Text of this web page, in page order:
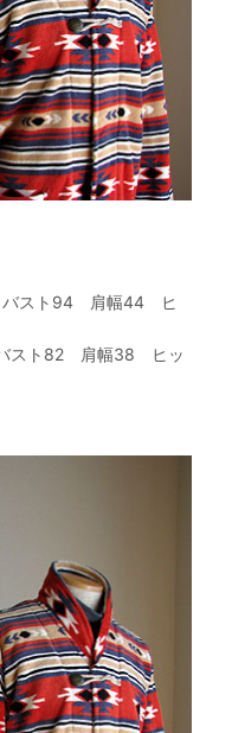
バスト94 肩幅44 ヒ
スト82 肩幅38 ヒッ